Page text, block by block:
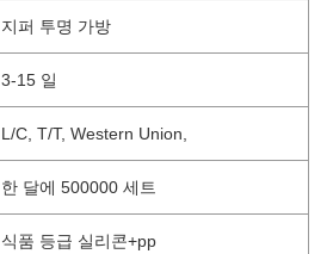
지퍼 투명 가방
3-15 일
L/C, T/T, Western Union,
한 달에 500000 세트
식품 등급 실리콘+pp